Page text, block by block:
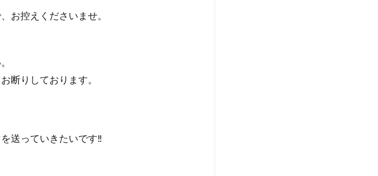
お控えくださいませ。
断りしております。
送っていきたいです‼️